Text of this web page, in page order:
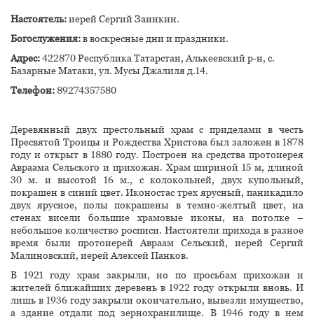
Настоятель:иерей Сергий Заинкин.
Богослужения:в воскресные дни и праздники.
Адрес:422870 Республика Татарстан, Алькеевский р-н, с.
Базарные Матаки, ул. Мусы Джалиля д.14.
Телефон:89274357580
Деревянный двух престольный храм с приделами в честь
Пресвятой Троицы и Рождества Христова был заложен в 1878
году и открыт в 1880 году. Построен на средства протоиерея
Авраама Сельского и прихожан. Храм шириной 15 м, длиной
30 м. и высотой 16 м., с колокольней, двух купольный,
покрашен в синий цвет. Иконостас трех ярусный, паникадило
двух ярусное, полы покрашены в темно-желтый цвет, на
стенах висели большие храмовые иконы, на потолке –
небольшое количество росписи. Настоятели прихода в разное
время были протоиерей Авраам Сельский, иерей Сергий
Малиновский, иерей Алексей Панков.
В 1921 году храм закрыли, но по просьбам прихожан и
жителей ближайших деревень в 1922 году открыли вновь. И
лишь в 1936 году закрыли окончательно, вывезли имущество,
а здание отдали под зернохранилище. В 1946 году в нем